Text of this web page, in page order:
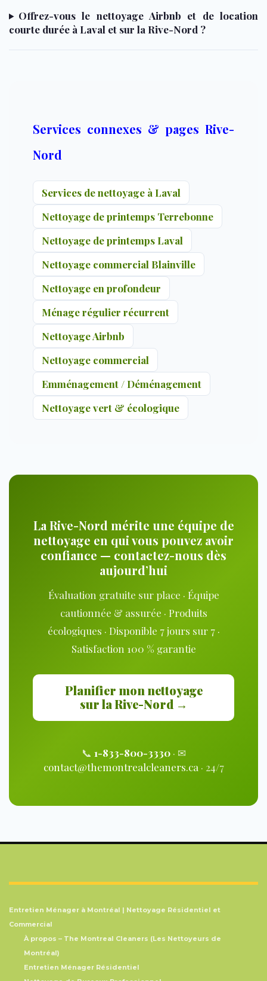
Offrez-vous le nettoyage Airbnb et de location
courte durée à Laval et sur la Rive-Nord ?
Services connexes & pages Rive-
Nord
Services de nettoyage à Laval
Nettoyage de printemps Terrebonne
Nettoyage de printemps Laval
Nettoyage commercial Blainville
Nettoyage en profondeur
Ménage régulier récurrent
Nettoyage Airbnb
Nettoyage commercial
Emménagement / Déménagement
Nettoyage vert & écologique
La Rive-Nord mérite une équipe de
nettoyage en qui vous pouvez avoir
confiance — contactez-nous dès
aujourd’hui
Évaluation gratuite sur place · Équipe
cautionnée & assurée · Produits
écologiques · Disponible 7 jours sur 7 ·
Satisfaction 100 % garantie
Planifier mon nettoyage
sur la Rive-Nord →
📞 1-833-800-3330· ✉
contact@themontrealcleaners.ca · 24/7
Entretien Ménager à Montréal | Nettoyage Résidentiel et
Commercial
À propos – The Montreal Cleaners (Les Nettoyeurs de
Montréal)
Entretien Ménager Résidentiel